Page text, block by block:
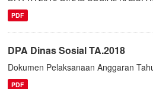
PDF
DPA Dinas Sosial TA.2018
Dokumen Pelaksanaan Anggaran
PDF